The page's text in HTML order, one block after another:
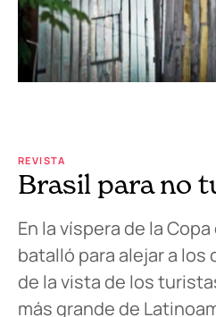
REVISTA
Brasil para no
En la víspera de la
batalló para alejar a
de la vista de los
más grande de